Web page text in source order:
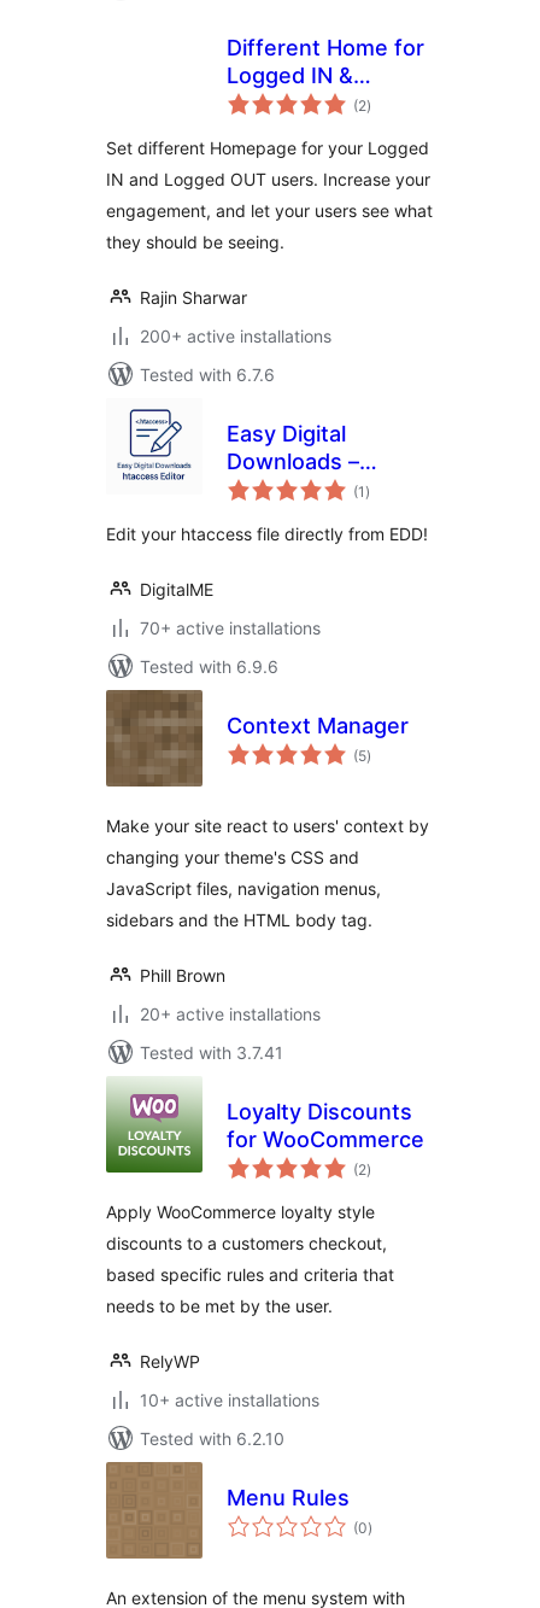
Different Home for
Logged IN &
Logged OUT(2total
ratings
)
Set different Homepage for your Logged
IN and Logged OUT users. Increase your
engagement, and let your users see what
they should be seeing.
Rajin Sharwar
200+ active installations
Tested with 6.7.6
Easy Digital
Downloads –
htaccess Editor
(1 total
ratings
)
Edit your htaccess file directly from EDD!
DigitalME
70+ active installations
Tested with 6.9.6
Context Manager
(5total
ratings
)
Make your site react to users' context by
changing your theme's CSS and
JavaScript files, navigation menus,
sidebars and the HTML body tag.
Phill Brown
20+ active installations
Tested with 3.7.41
Loyalty Discounts
for WooCommerce
(2total
ratings
)
Apply WooCommerce loyalty style
discounts to a customers checkout,
based specific rules and criteria that
needs to be met by the user.
RelyWP
10+ active installations
Tested with 6.2.10
Menu Rules
(0total
ratings
)
An extension of the menu system with